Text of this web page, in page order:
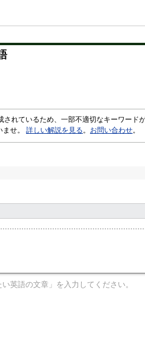
れているため、一部不適切なキーワード
ませ。 詳しい解説を見る 。 お問い合わせ。